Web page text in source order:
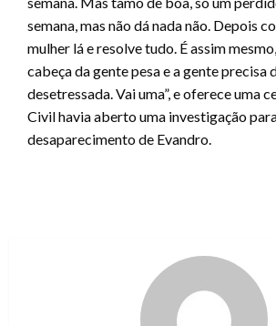
semana, mas não dá nada não. Depois
mulher lá e resolve tudo. É assim
cabeça da gente pesa e a gente precisa
desetressada. Vai uma”, e oferece uma
Civil havia aberto uma investigação
desaparecimento de Evandro.